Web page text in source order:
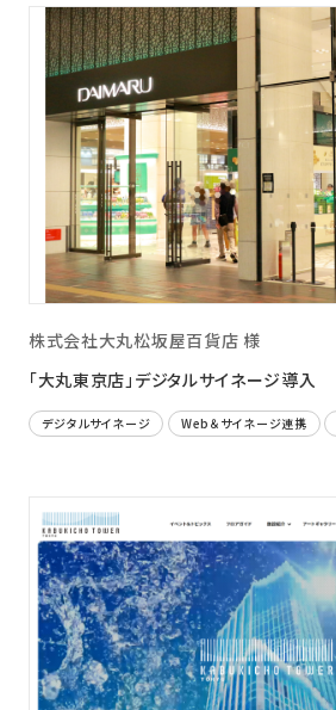
株式会社大丸松坂屋百貨店 様
「大丸東京店」デジタルサイネージ導入
デジタルサイネージ Web＆サイネージ連携